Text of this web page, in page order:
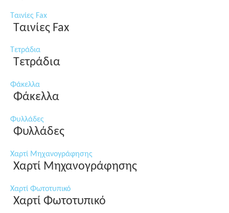
Ταινίες Fax
Ταινίες Fax
Τετράδια
Τετράδια
Φάκελλα
Φάκελλα
Φυλλάδες
Φυλλάδες
Χαρτί Μηχανογράφησης
Χαρτί Μηχανογράφησης
Χαρτί Φωτοτυπικό
Χαρτί Φωτοτυπικό